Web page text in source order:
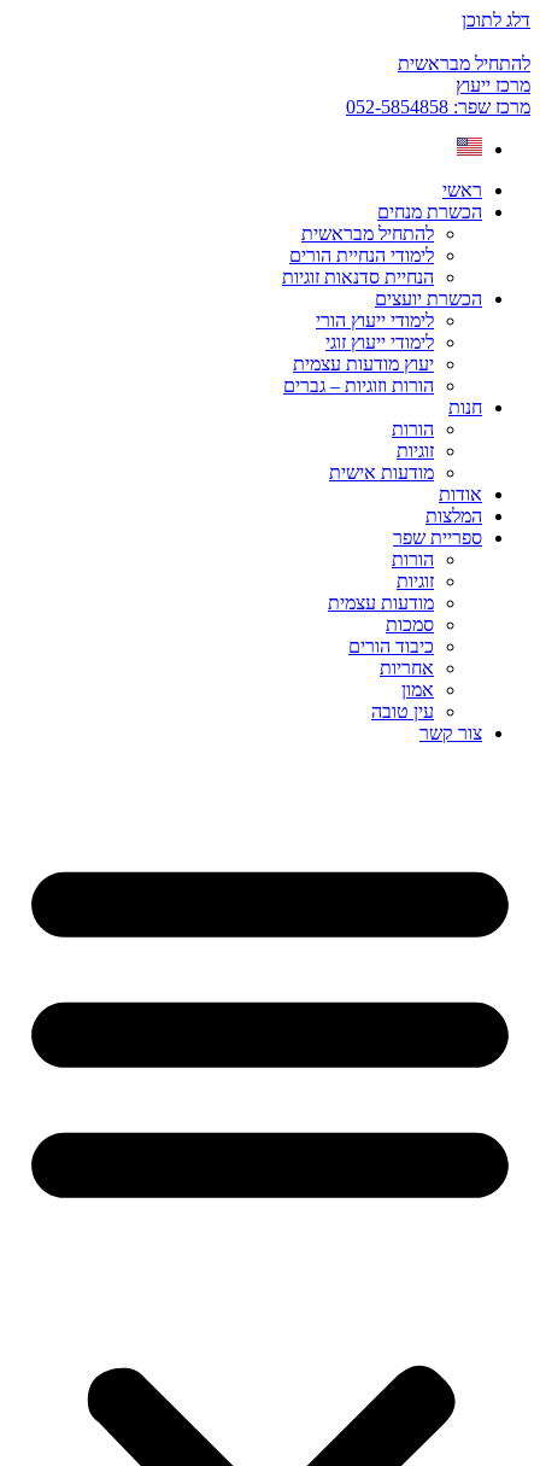
דלג לתוכן
להתחיל מבראשית
מרכז ייעוץ
מרכז שפר: 052-5854858
ראשי
הכשרת מנחים
להתחיל מבראשית
לימודי הנחיית הורים
הנחיית סדנאות זוגיות
הכשרת יועצים
לימודי ייעוץ הורי
לימודי ייעוץ זוגי
יעוץ מודעות עצמית
הורות וזוגיות – גברים
חנות
הורות
זוגיות
מודעות אישית
אודות
המלצות
ספריית שפר
הורות
זוגיות
מודעות עצמית
סמכות
כיבוד הורים
אחריות
אמון
עין טובה
צור קשר